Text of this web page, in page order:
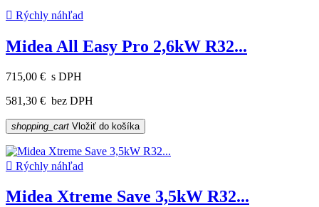
 Rýchly náhľad
Midea All Easy Pro 2,6kW R32...
715,00 € s DPH
581,30 € bez DPH
shopping_cart Vložiť do košíka
 Rýchly náhľad
Midea Xtreme Save 3,5kW R32...